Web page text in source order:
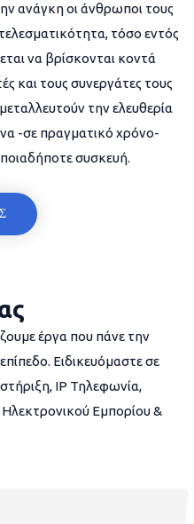
ανάγκη οι άνθρωποι τους
τόσο εντός
να βρίσκονται κοντά
και τους συνεργάτες τους
την ελευθερία
-σε πραγματικό χρόνο-
συσκευή.
έργα που πάνε την
Ειδικευόμαστε σε
IP Τηλεφωνία,
Εμπορίου &